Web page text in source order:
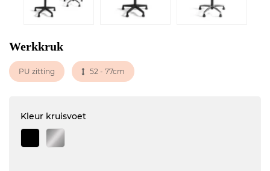
Werkkruk
PU zitting 52 - 77cm
Kleur kruisvoet